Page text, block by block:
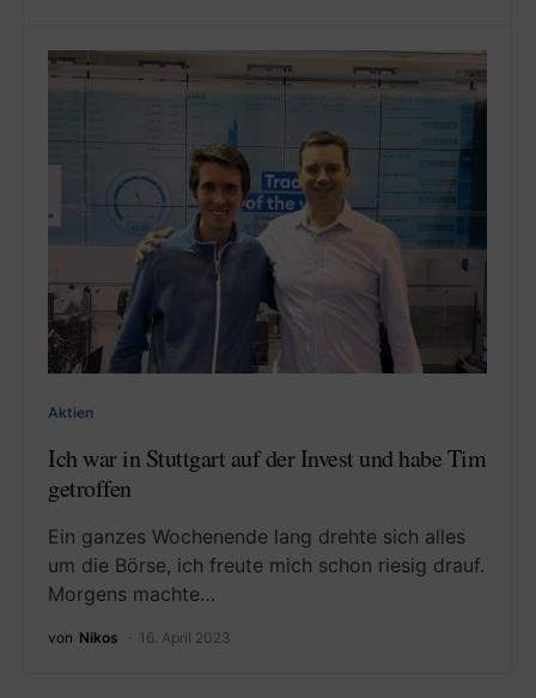
Aktien
Ich war in Stuttgart auf der Invest und habe Tim
getroffen
Ein ganzes Wochenende lang drehte sich alles
um die Börse, ich freute mich schon riesig drauf.
Morgens machte…
von Nikos 16. April 2023